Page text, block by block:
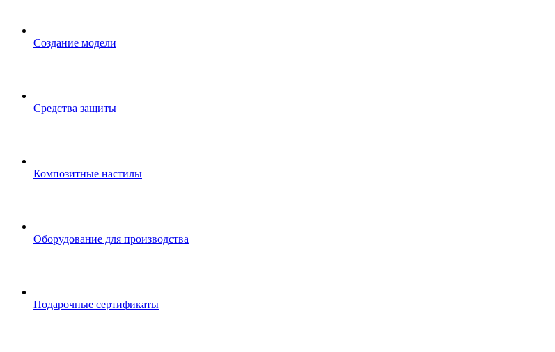
Создание модели
Средства защиты
Композитные настилы
Оборудование для производства
Подарочные сертификаты